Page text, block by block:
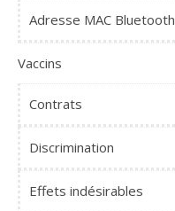
Adresse MAC Bluetooth
Vaccins
Contrats
Discrimination
Effets indésirables